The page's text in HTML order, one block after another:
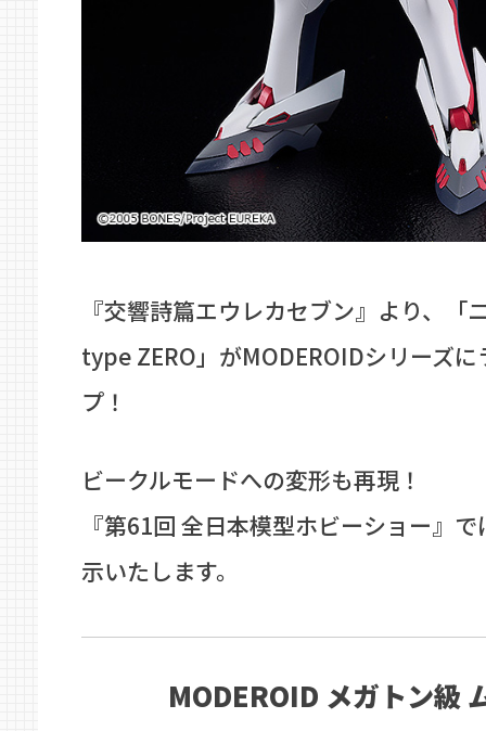
『交響詩篇エウレカセブン』より、「
type ZERO」がMODEROIDシリーズ
プ！
ビークルモードへの変形も再現！
『第61回 全日本模型ホビーショー』
示いたします。
MODEROID メガトン級